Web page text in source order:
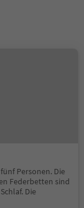
Personen. Die
Federbetten sind
Die